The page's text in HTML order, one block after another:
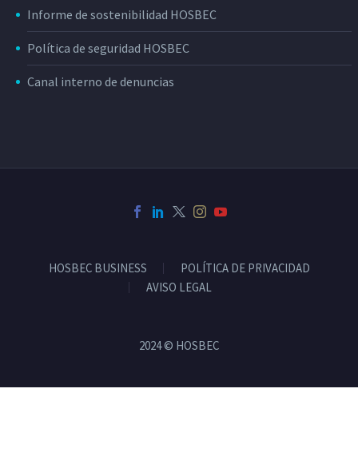
Informe de sostenibilidad HOSBEC
Política de seguridad HOSBEC
Canal interno de denuncias
HOSBEC BUSINESS
POLÍTICA DE PRIVACIDAD
AVISO LEGAL
2024 © HOSBEC